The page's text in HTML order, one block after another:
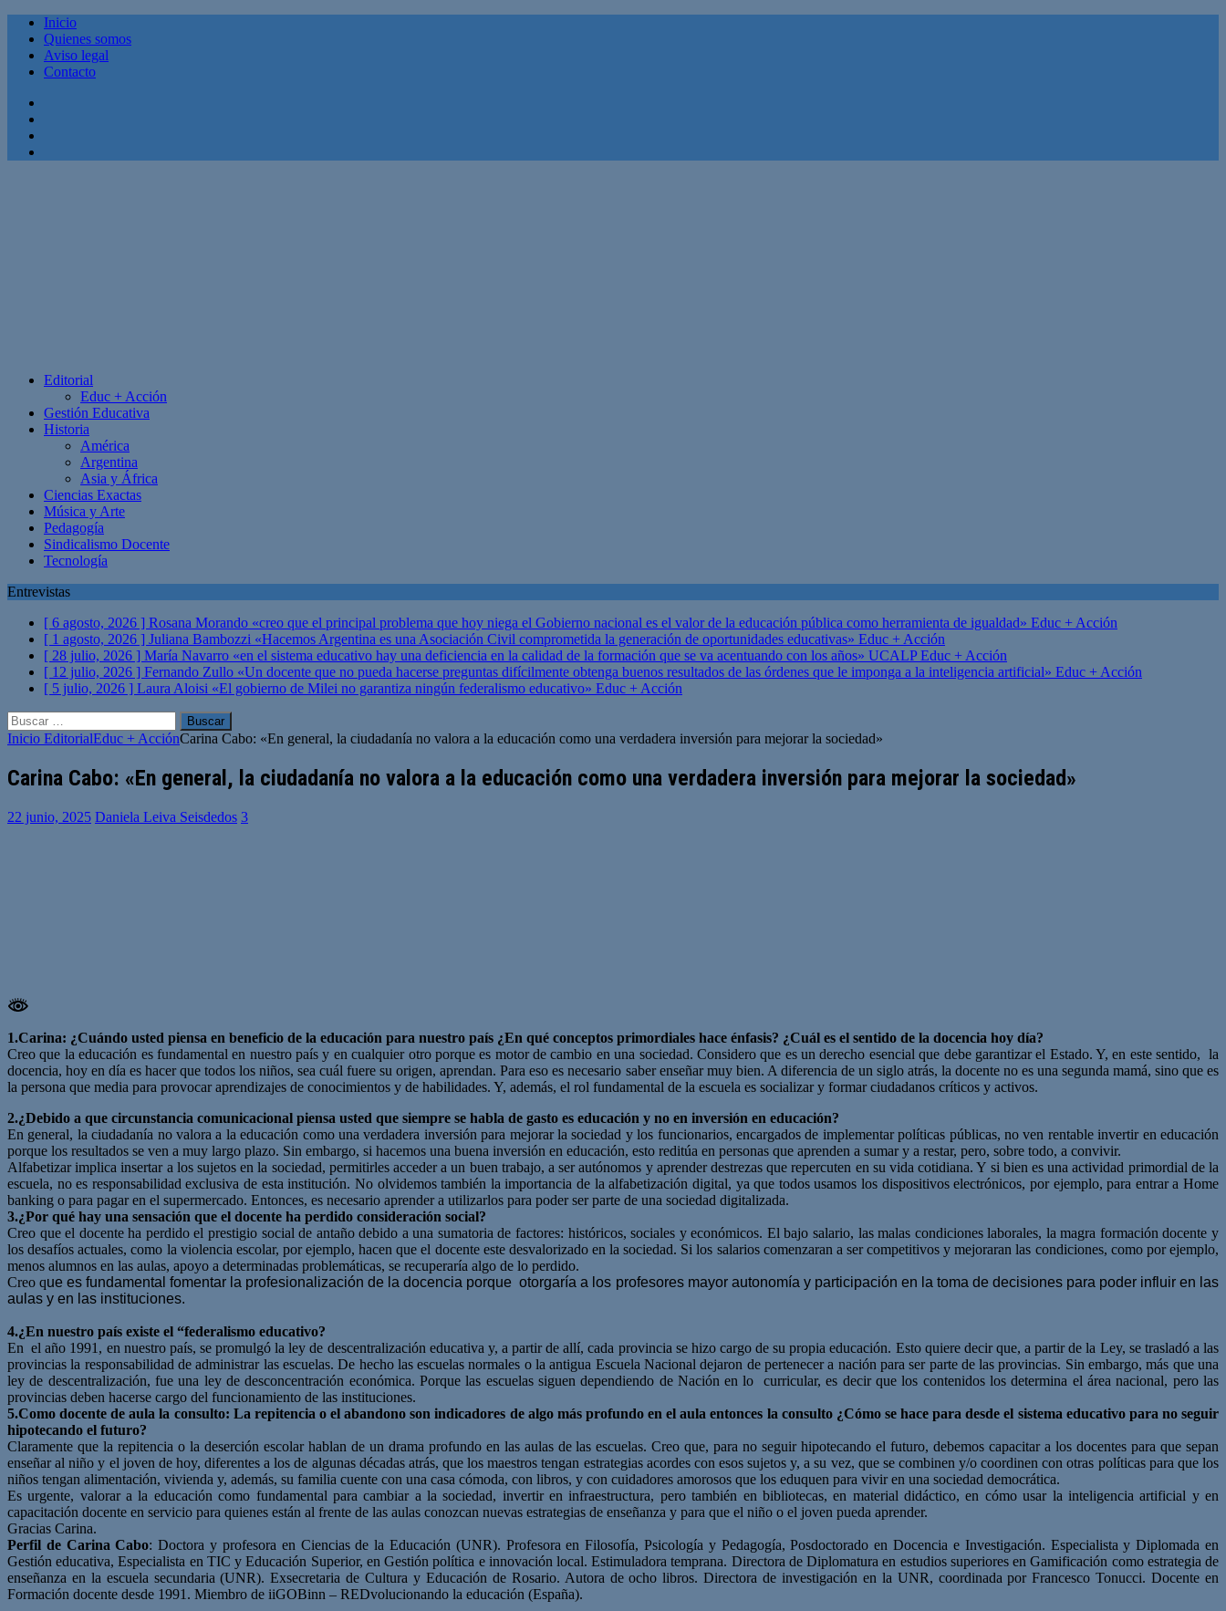
Inicio
Quienes somos
Aviso legal
Contacto
Editorial
Educ + Acción
Gestión Educativa
Historia
América
Argentina
Asia y África
Ciencias Exactas
Música y Arte
Pedagogía
Sindicalismo Docente
Tecnología
Entrevistas
[ 6 agosto, 2026 ] Rosana Morando «creo que el principal problema que hoy niega el Gobierno nacional es el valor de la educación pública como herramienta de igualdad» Educ + Acción
[ 1 agosto, 2026 ] Juliana Bambozzi «Hacemos Argentina es una Asociación Civil comprometida la generación de oportunidades educativas» Educ + Acción
[ 28 julio, 2026 ] María Navarro «en el sistema educativo hay una deficiencia en la calidad de la formación que se va acentuando con los años» UCALPEduc + Acción
[ 12 julio, 2026 ] Fernando Zullo «Un docente que no pueda hacerse preguntas difícilmente obtenga buenos resultados de las órdenes que le imponga a la inteligencia artificial» Educ + Acción
[ 5 julio, 2026 ] Laura Aloisi «El gobierno de Milei no garantiza ningún federalismo educativo» Educ + Acción
Buscar:
Inicio EditorialEduc + AcciónCarina Cabo: «En general, la ciudadanía no valora a la educación como una verdadera inversión para mejorar la sociedad»
Carina Cabo: «En general, la ciudadanía no valora a la educación como una verdadera inversión para mejorar la sociedad»
22 junio, 2025 Daniela Leiva Seisdedos 3
1.Carina: ¿Cuándo usted piensa en beneficio de la educación para nuestro país ¿En qué conceptos primordiales hace énfasis? ¿Cuál es el sentido de la docencia hoy día?
Creo que la educación es fundamental en nuestro país y en cualquier otro porque es motor de cambio en una sociedad. Considero que es un derecho esencial que debe garantizar el Estado. Y, en este sentido, la
docencia, hoy en día es hacer que todos los niños, sea cuál fuere su origen, aprendan. Para eso es necesario saber enseñar muy bien. A diferencia de un siglo atrás, la docente no es una segunda mamá, sino que es
la persona que media para provocar aprendizajes de conocimientos y de habilidades. Y, además, el rol fundamental de la escuela es socializar y formar ciudadanos críticos y activos.
2.¿Debido a que circunstancia comunicacional piensa usted que siempre se habla de gasto es educación y no en inversión en educación?
En general, la ciudadanía no valora a la educación como una verdadera inversión para mejorar la sociedad y los funcionarios, encargados de implementar políticas públicas, no ven rentable invertir en educación
porque los resultados se ven a muy largo plazo. Sin embargo, si hacemos una buena inversión en educación, esto reditúa en personas que aprenden a sumar y a restar, pero, sobre todo, a convivir.
Alfabetizar implica insertar a los sujetos en la sociedad, permitirles acceder a un buen trabajo, a ser autónomos y aprender destrezas que repercuten en su vida cotidiana. Y si bien es una actividad primordial de la
escuela, no es responsabilidad exclusiva de esta institución. No olvidemos también la importancia de la alfabetización digital, ya que todos usamos los dispositivos electrónicos, por ejemplo, para entrar a Home
banking o para pagar en el supermercado. Entonces, es necesario aprender a utilizarlos para poder ser parte de una sociedad digitalizada.
3.¿Por qué hay una sensación que el docente ha perdido consideración social?
Creo que el docente ha perdido el prestigio social de antaño debido a una sumatoria de factores: históricos, sociales y económicos. El bajo salario, las malas condiciones laborales, la magra formación docente y
los desafíos actuales, como la violencia escolar, por ejemplo, hacen que el docente este desvalorizado en la sociedad. Si los salarios comenzaran a ser competitivos y mejoraran las condiciones, como por ejemplo,
menos alumnos en las aulas, apoyo a determinadas problemáticas, se recuperaría algo de lo perdido.
Creo que es fundamental fomentar la profesionalización de la docencia porque otorgaría a los profesores mayor autonomía y participación en la toma de decisiones para poder influir en las
aulas y en las instituciones.
4.¿En nuestro país existe el “federalismo educativo?
En el año 1991, en nuestro país, se promulgó la ley de descentralización educativa y, a partir de allí, cada provincia se hizo cargo de su propia educación. Esto quiere decir que, a partir de la Ley, se trasladó a las
provincias la responsabilidad de administrar las escuelas. De hecho las escuelas normales o la antigua Escuela Nacional dejaron de pertenecer a nación para ser parte de las provincias. Sin embargo, más que una
ley de descentralización, fue una ley de desconcentración económica. Porque las escuelas siguen dependiendo de Nación en lo curricular, es decir que los contenidos los determina el área nacional, pero las
provincias deben hacerse cargo del funcionamiento de las instituciones.
5.Como docente de aula la consulto: La repitencia o el abandono son indicadores de algo más profundo en el aula entonces la consulto ¿Cómo se hace para desde el sistema educativo para no seguir
hipotecando el futuro?
Claramente que la repitencia o la deserción escolar hablan de un drama profundo en las aulas de las escuelas. Creo que, para no seguir hipotecando el futuro, debemos capacitar a los docentes para que sepan
enseñar al niño y el joven de hoy, diferentes a los de algunas décadas atrás, que los maestros tengan estrategias acordes con esos sujetos y, a su vez, que se combinen y/o coordinen con otras políticas para que los
niños tengan alimentación, vivienda y, además, su familia cuente con una casa cómoda, con libros, y con cuidadores amorosos que los eduquen para vivir en una sociedad democrática.
Es urgente, valorar a la educación como fundamental para cambiar a la sociedad, invertir en infraestructura, pero también en bibliotecas, en material didáctico, en cómo usar la inteligencia artificial y en
capacitación docente en servicio para quienes están al frente de las aulas conozcan nuevas estrategias de enseñanza y para que el niño o el joven pueda aprender.
Gracias Carina.
Perfil de Carina Cabo: Doctora y profesora en Ciencias de la Educación (UNR). Profesora en Filosofía, Psicología y Pedagogía, Posdoctorado en Docencia e Investigación. Especialista y Diplomada en
Gestión educativa, Especialista en TIC y Educación Superior, en Gestión política e innovación local. Estimuladora temprana. Directora de Diplomatura en estudios superiores en Gamificación como estrategia de
enseñanza en la escuela secundaria (UNR). Exsecretaria de Cultura y Educación de Rosario. Autora de ocho libros. Directora de investigación en la UNR, coordinada por Francesco Tonucci. Docente en
Formación docente desde 1991. Miembro de iiGOBinn – REDvolucionando la educación (España).